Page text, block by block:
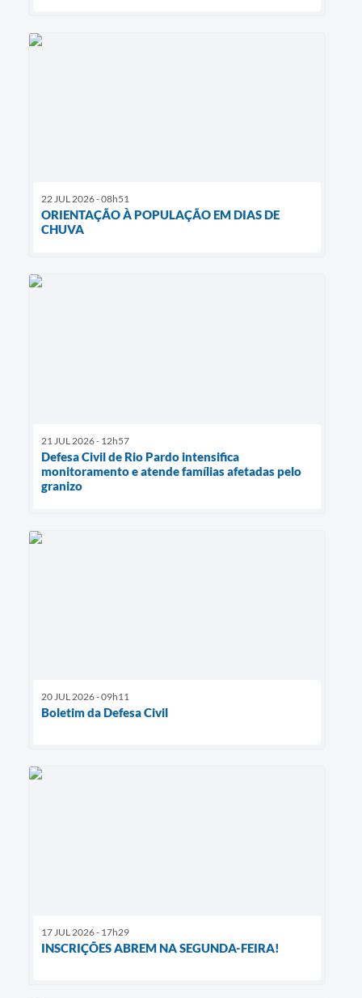
22 JUL 2026 - 08h51
ORIENTAÇÃO À POPULAÇÃO EM DIAS DE
CHUVA
21 JUL 2026 - 12h57
Defesa Civil de Rio Pardo intensifica
monitoramento e atende famílias afetadas pelo
granizo
20 JUL 2026 - 09h11
Boletim da Defesa Civil
17 JUL 2026 - 17h29
INSCRIÇÕES ABREM NA SEGUNDA-FEIRA!